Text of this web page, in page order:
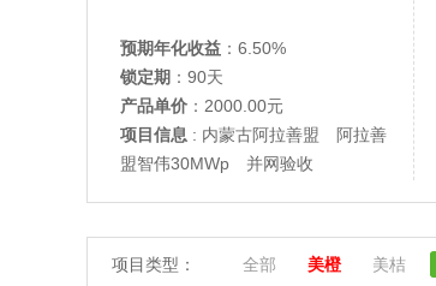
预期年化收益 ：6.50%
锁定期 ：90天
产品单价 ：2000.00元
项目信息 : 内蒙古阿拉善盟 阿拉善
盟智伟30MWp 并网验收
项目类型： 全部 美橙 美桔